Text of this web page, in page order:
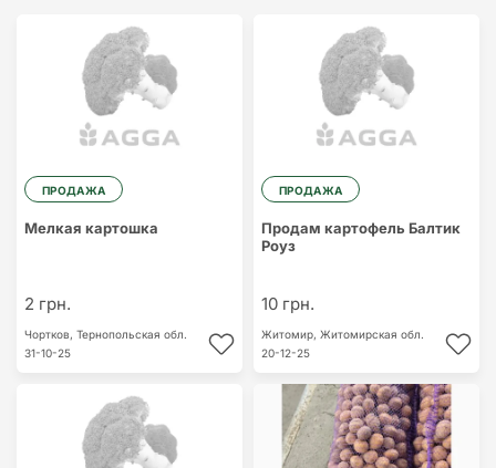
ПРОДАЖА
Мелкая картошка
2 грн.
Чортков, Тернопольская обл.
31-10-25
ПРОДАЖА
Продам картофель Балтик
Роуз
10 грн.
Житомир, Житомирская обл.
20-12-25